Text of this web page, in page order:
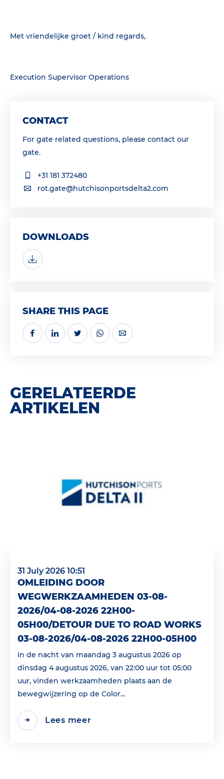
Met vriendelijke groet / kind regards,
Execution Supervisor Operations
CONTACT
For gate related questions, please contact our
gate.
+31 181 372480
rot.gate@hutchisonportsdelta2.com
DOWNLOADS
SHARE THIS PAGE
GERELATEERDE
ARTIKELEN
31 July 2026 10:51
OMLEIDING DOOR
WEGWERKZAAMHEDEN 03-08-
2026/04-08-2026 22H00-
05H00/DETOUR DUE TO ROAD WORKS
03-08-2026/04-08-2026 22H00-05H00
In de nacht van maandag 3 augustus 2026 op
dinsdag 4 augustus 2026, van 22:00 uur tot 05:00
uur, vinden werkzaamheden plaats aan de
bewegwijzering op de Color...
Lees meer